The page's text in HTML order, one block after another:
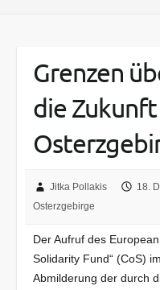
Grenzen
die
Jitka Pollakis 18.
Osterzgebirge
Der Aufruf des
Solidarity Fund“ (CoS)
Abmilderung der durch